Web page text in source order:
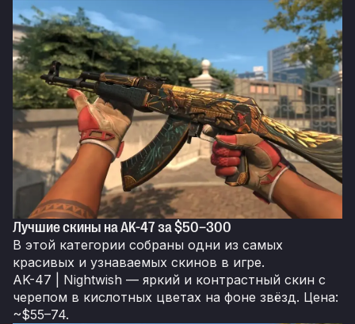
Лучшие скины на AK-47 за $50–300
В этой категории собраны одни из самых
красивых и узнаваемых скинов в игре.
AK-47 | Nightwish — яркий и контрастный скин с
черепом в кислотных цветах на фоне звёзд. Цена:
~$55–74.